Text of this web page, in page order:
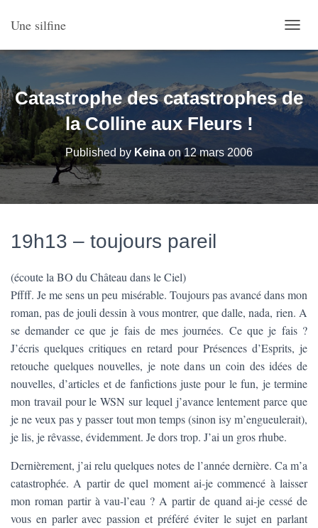
Une silfine
U
V
I
R
R
G
T
I
Catastrophe des catastrophes de
la Colline aux Fleurs !
Published by Keina on12 mars 2006
19h13 – toujours pareil
(écoute la BO du Château dans le Ciel)
Pffff. Je me sens un peu misérable. Toujours pas avancé dans mon
roman, pas de jouli dessin à vous montrer, que dalle, nada, rien. A
se demander ce que je fais de mes journées. Ce que je fais ?
J’écris quelques critiques en retard pour Présences d’Esprits, je
retouche quelques nouvelles, je note dans un coin des idées de
nouvelles, d’articles et de fanfictions juste pour le fun, je termine
mon travail pour le WSN sur lequel j’avance lentement parce que
je ne veux pas y passer tout mon temps (sinon isy m’engueulerait),
je lis, je rêvasse, évidemment. Je dors trop. J’ai un gros rhube.
Dernièrement, j’ai relu quelques notes de l’année dernière. Ca m’a
catastrophée. A partir de quel moment ai-je commencé à laisser
mon roman partir à vau-l’eau ? A partir de quand ai-je cessé de
vous en parler avec passion et préféré éviter le sujet en parlant